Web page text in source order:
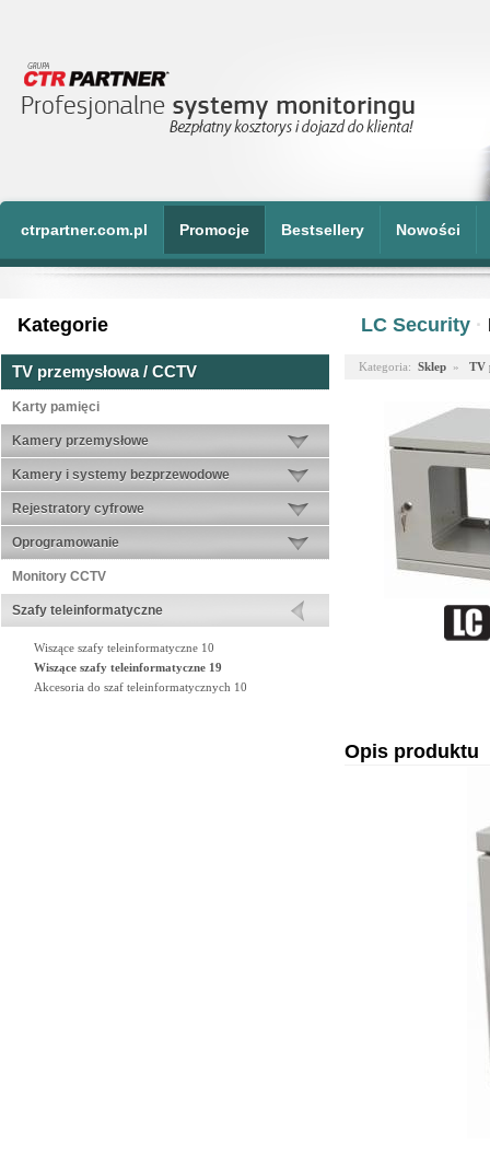
ctrpartner.com.pl Promocje Bestsellery Nowości
Kategorie
TV przemysłowa / CCTV
Karty pamięci
Kamery przemysłowe
Kamery i systemy bezprzewodowe
Rejestratory cyfrowe
Oprogramowanie
Monitory CCTV
Szafy teleinformatyczne
Wiszące szafy teleinformatyczne 10
Wiszące szafy teleinformatyczne 19
Akcesoria do szaf teleinformatycznych 10
LC Security ·
Kategoria: Sklep » TV
Opis produktu